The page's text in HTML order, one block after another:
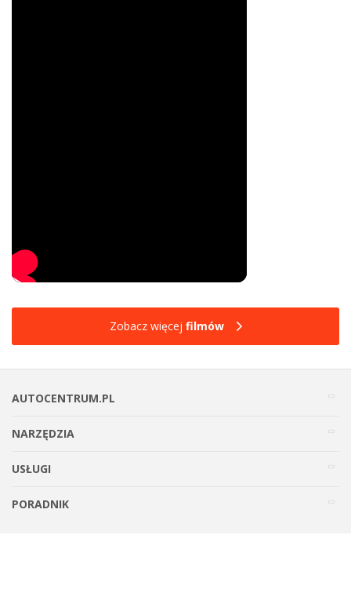
Zobacz więcej filmów
AUTOCENTRUM.PL
NARZĘDZIA
USŁUGI
PORADNIK